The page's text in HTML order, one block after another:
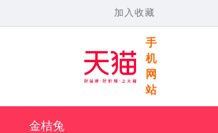
加入收藏
手
机
网
站
金桔兔